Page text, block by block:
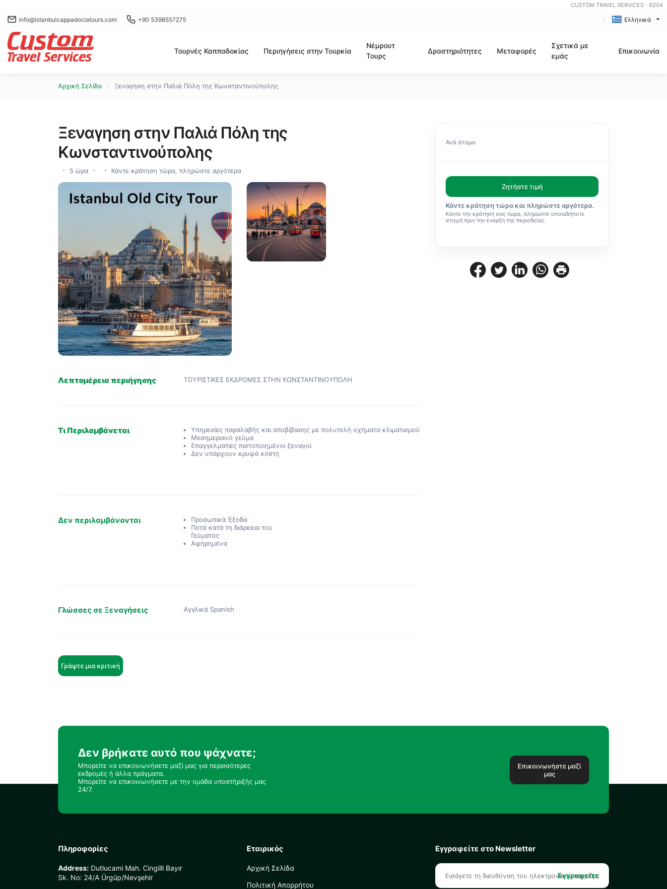
CUSTOM TRAVEL SERVICES - 6204
info@istanbulcappadociatours.com +90 5398557275 Ελληνικά
Τουρνές Καππαδοκίας Περιηγήσεις στην Τουρκία
Νέμρουτ
Τουρς
Δραστηριότητες Μεταφορές
Σχετικά με
εμάς
Επικοινωνία
Αρχική Σελίδα Ξεναγηση στην Παλιά Πόλη της Κωνσταντινούπολης
Ξεναγηση στην Παλιά Πόλη της
Κωνσταντινούπολης
5 ώρα Κάντε κράτηση τώρα, πληρώστε αργότερα
Λεπτομέρεια περιήγησης ΤΟΥΡΙΣΤΙΚΕΣ ΕΚΔΡΟΜΕΣ ΣΤΗΝ ΚΩΝΣΤΑΝΤΙΝΟΥΠΟΛΗ
Τι Περιλαμβάνεται
Υπηρεσίες παραλαβής και αποβίβασης με πολυτελή οχήματα κλιματισμού
Μεσημεριανό γεύμα
Επαγγελματίες πιστοποιημένοι ξεναγοί
Δεν υπάρχουν κρυφά κόστη
Δεν περιλαμβάνονται
Προσωπικά Έξοδα
Ποτά κατά τη διάρκεια του
Γεύματος
Αφηρημένα
Γλώσσες σε Ξεναγήσεις Αγγλικά Spanish
Γράψτε μια κριτική
Ανά άτομο
Ζητήστε τιμή
Κάντε κράτηση τώρα και πληρώστε αργότερα.
Κάντε την κράτησή σας τώρα, πληρώστε οποιαδήποτε
στιγμή πριν την έναρξη της περιοδείας.
Δεν βρήκατε αυτό που ψάχνατε;
Μπορείτε να επικοινωνήσετε μαζί μας για περισσότερες
εκδρομές ή άλλα πράγματα.
Μπορείτε να επικοινωνήσετε με την ομάδα υποστήριξής μας
24/7.
Επικοινωνήστε μαζί
μας
Πληροφορίες
Address: Dutlucami Mah. Cingilli Bayır
Sk. No: 24/A Ürgüp/Nevşehir
Εταιρικός
Αρχική Σελίδα
Πολιτική Απορρήτου
Εγγραφείτε στο Newsletter
Εγγραφείτε